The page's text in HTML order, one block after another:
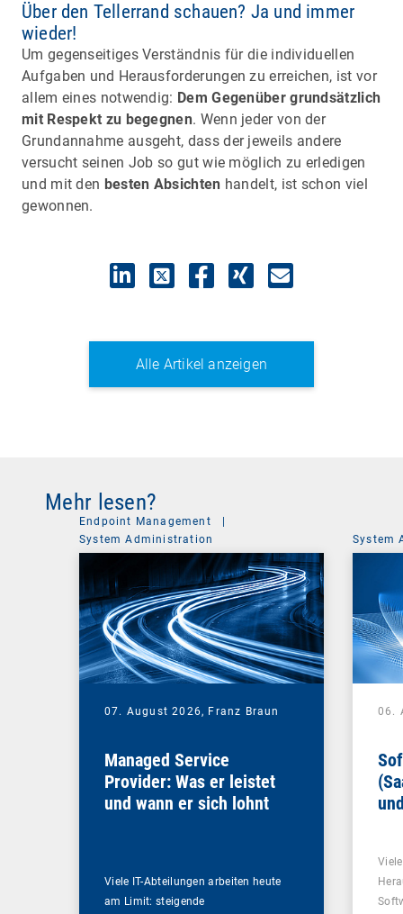
Über den Tellerrand schauen? Ja und immer
wieder!
Um gegenseitiges Verständnis für die individuellen
Aufgaben und Herausforderungen zu erreichen, ist vor
allem eines notwendig: Dem Gegenüber grundsätzlich
mit Respekt zu begegnen. Wenn jeder von der
Grundannahme ausgeht, dass der jeweils andere
versucht seinen Job so gut wie möglich zu erledigen
und mit den besten Absichten handelt, ist schon viel
gewonnen.
Alle Artikel anzeigen
Mehr lesen?
Endpoint Management
System Administration
07. August 2026, Franz Braun
Managed Service
Provider: Was er leistet
und wann er sich lohnt
Viele IT-Abteilungen arbeiten heute
am Limit: steigende
System
06.